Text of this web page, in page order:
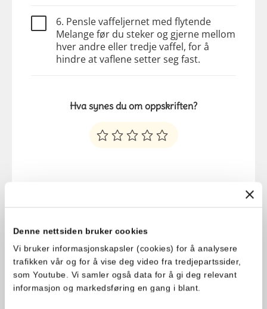
Denne nettsiden bruker cookies
Vi bruker informasjonskapsler (cookies) for å analysere
trafikken vår og for å vise deg video fra tredjepartssider,
som Youtube. Vi samler også data for å gi deg relevant
informasjon og markedsføring en gang i blant.
6. Pensle vaffeljernet med flytende
Melange før du steker og gjerne mellom
hver andre eller tredje vaffel, for å
hindre at vaflene setter seg fast.
Hva synes du om oppskriften?
Kommentarer